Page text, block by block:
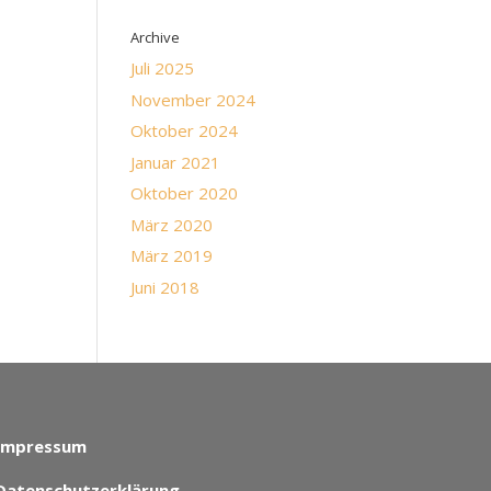
Archive
Juli 2025
November 2024
Oktober 2024
Januar 2021
Oktober 2020
März 2020
März 2019
Juni 2018